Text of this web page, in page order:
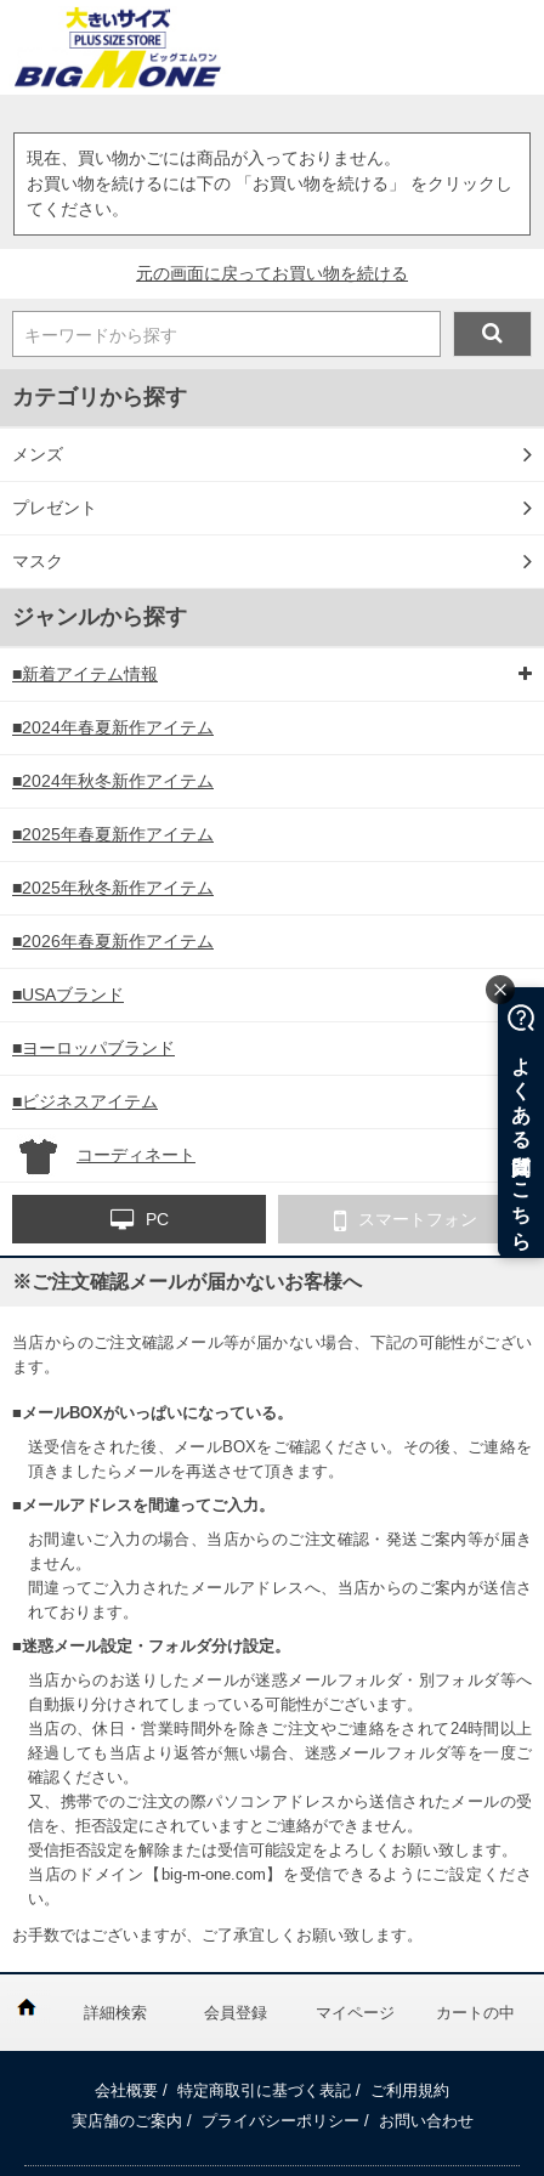
現在、買い物かごには商品が入っておりません。
お買い物を続けるには下の 「お買い物を続ける」 をクリックし
てください。
元の画面に戻ってお買い物を続ける
キーワードから探す
カテゴリから探す
メンズ
プレゼント
マスク
ジャンルから探す
■新着アイテム情報
■2024年春夏新作アイテム
■2024年秋冬新作アイテム
■2025年春夏新作アイテム
■2025年秋冬新作アイテム
■2026年春夏新作アイテム
■USAブランド
■ヨーロッパブランド
■ビジネスアイテム
コーディネート
PC スマートフォン
※ご注文確認メールが届かないお客様へ
当店からのご注文確認メール等が届かない場合、下記の可能性がござい
ます。
■メールBOXがいっぱいになっている。
送受信をされた後、メールBOXをご確認ください。その後、ご連絡を
頂きましたらメールを再送させて頂きます。
■メールアドレスを間違ってご入力。
お間違いご入力の場合、当店からのご注文確認・発送ご案内等が届き
ません。
間違ってご入力されたメールアドレスへ、当店からのご案内が送信さ
れております。
■迷惑メール設定・フォルダ分け設定。
当店からのお送りしたメールが迷惑メールフォルダ・別フォルダ等へ
自動振り分けされてしまっている可能性がございます。
当店の、休日・営業時間外を除きご注文やご連絡をされて24時間以上
経過しても当店より返答が無い場合、迷惑メールフォルダ等を一度ご
確認ください。
又、携帯でのご注文の際パソコンアドレスから送信されたメールの受
信を、拒否設定にされていますとご連絡ができません。
受信拒否設定を解除または受信可能設定をよろしくお願い致します。
当店のドメイン【big-m-one.com】を受信できるようにご設定くださ
い。
お手数ではございますが、ご了承宜しくお願い致します。
詳細検索 会員登録 マイページ カートの中
会社概要 / 特定商取引に基づく表記 /
ご利用規約
実店舗のご案内 / プライバシーポリシー / お問い合わせ